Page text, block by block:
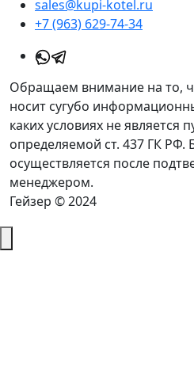
sales@kupi-kotel.ru
+7 (963) 629-74-34
Обращаем внимание на то,
носит сугубо
каких условиях не является
определяемой ст. 437 ГК РФ.
осуществляется после
менеджером.
Гейзер © 2024